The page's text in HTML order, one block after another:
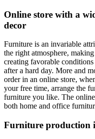
Online store with a
decor
Furniture is an invariable
the right atmosphere,
creating favorable
after a hard day. More and
order in an online store,
your free time, arrange the
furniture you like. The
both home and office
Furniture production